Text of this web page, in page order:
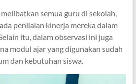
semua guru di sekolah,
penilaian kinerja mereka dalam
itu, dalam observasi ini juga
modul ajar yang digunakan sudah
dan kebutuhan siswa.